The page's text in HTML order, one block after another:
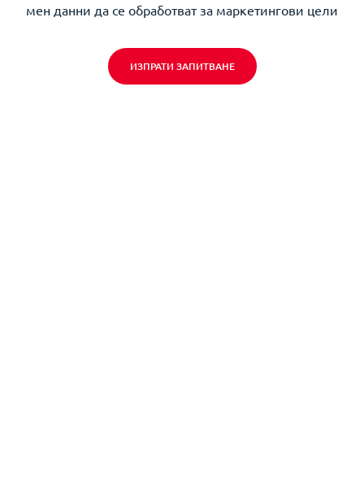
мен данни да се обработват за маркетингови цели
ИЗПРАТИ ЗАПИТВАНЕ